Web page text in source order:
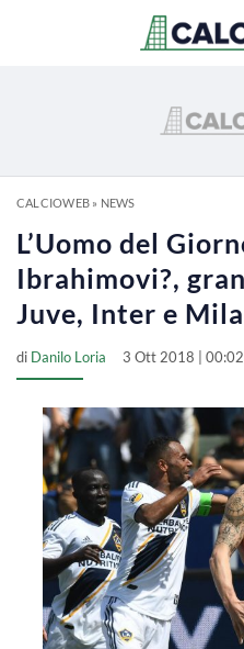
CALCIOWEB» NEWS
L’Uomo del
Ibrahimovi?,
Juve, Inter e
di Danilo Loria 3 Ott 2018 | 00:02